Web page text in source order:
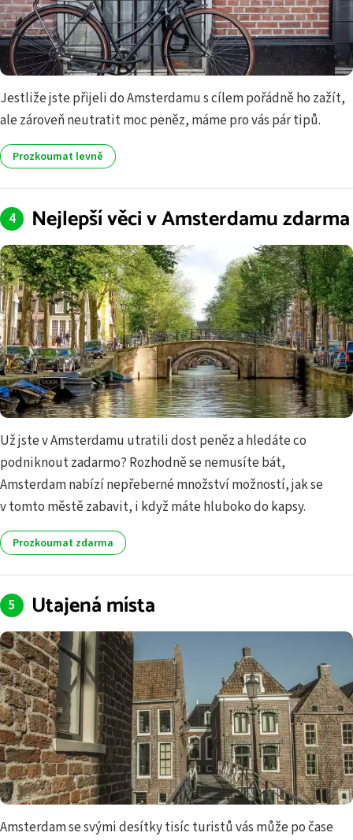
Jestliže jste přijeli do Amsterdamu s cílem pořádně ho zažít,
ale zároveň neutratit moc peněz, máme pro vás pár tipů.
Prozkoumat levně
Nejlepší věci v Amsterdamu zdarma
Už jste v Amsterdamu utratili dost peněz a hledáte co
podniknout zadarmo? Rozhodně se nemusíte bát,
Amsterdam nabízí nepřeberné množství možností, jak se
v tomto městě zabavit, i když máte hluboko do kapsy.
Prozkoumat zdarma
Utajená místa
Amsterdam se svými desítky tisíc turistů vás může po čase